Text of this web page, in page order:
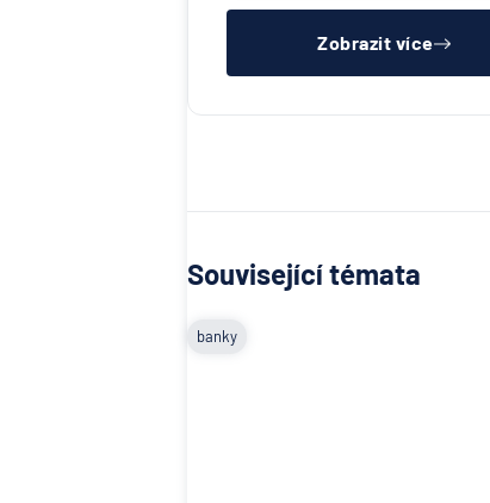
Zobrazit více
Související témata
banky